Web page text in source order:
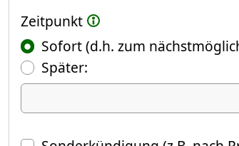
Zeitpunkt
Sofort (d.h. zum
Später:(Fokus springt
Datum